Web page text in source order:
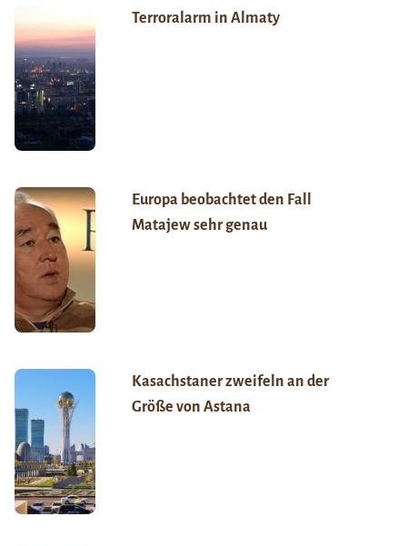
Terroralarm in Almaty
Europa beobachtet den Fall
Matajew sehr genau
Kasachstaner zweifeln an der
Größe von Astana